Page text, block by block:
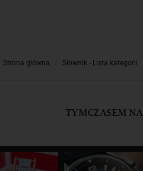
Strona główna Słownik - Lista kategorii
TYMCZASEM NA